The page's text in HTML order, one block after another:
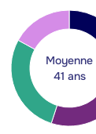
Moyenne
41 ans